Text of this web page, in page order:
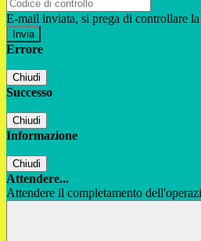
E-mail inviata, si prega di controllare
Errore
Chiudi
Successo
Chiudi
Informazione
Chiudi
Attendere...
Attendere il completamento